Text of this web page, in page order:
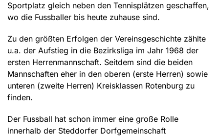
Sportplatz gleich neben den Tennisplätzen geschaffen,
wo die Fussballer bis heute zuhause sind.
Zu den größten Erfolgen der Vereinsgeschichte zählte
u.a. der Aufstieg in die Bezirksliga im Jahr 1968 der
ersten Herrenmannschaft. Seitdem sind die beiden
Mannschaften eher in den oberen (erste Herren) sowie
unteren (zweite Herren) Kreisklassen Rotenburg zu
finden.
Der Fussball hat schon immer eine große Rolle
innerhalb der Steddorfer Dorfgemeinschaft